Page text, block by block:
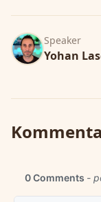
Speaker
Yohan